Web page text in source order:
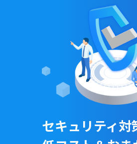
セキュリティ対